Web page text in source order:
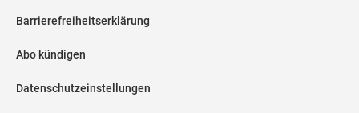
Barrierefreiheitserklärung
Abo kündigen
Datenschutzeinstellungen